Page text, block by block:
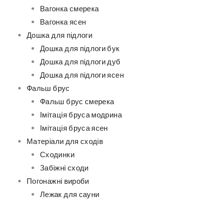
Вагонка смерека
Вагонка ясен
Дошка для підлоги
Дошка для підлоги бук
Дошка для підлоги дуб
Дошка для підлоги ясен
Фальш брус
Фальш брус смерека
Імітація бруса модрина
Імітація бруса ясен
Матеріали для сходів
Сходинки
Забіжні сходи
Погонажні вироби
Лежак для сауни